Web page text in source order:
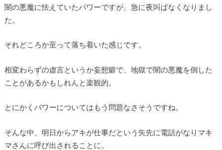
闇の悪魔に怯えていたパワーですが、急に夜叫ばなくなりまし
た。
それどころか至って落ち着いた感じです。
相変わらずの虚言というか妄想癖で、地獄で闇の悪魔を倒した
ことがあるかもしれんと楽観的。
とにかくパワーについてはもう問題なさそうですね。
そんな中、明日からアキが仕事だという矢先に電話がなりマキ
マさんに呼び出されることに。